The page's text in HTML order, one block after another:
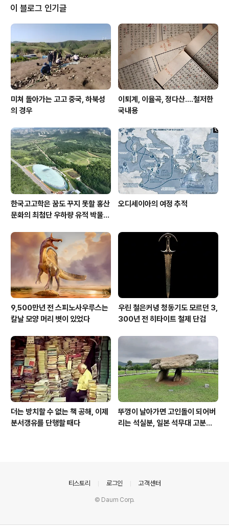
져갈 수 있다고 해요. 저녁에 출발했어요. 자동차 사정이 좋지 않은 시대여서 차
를 두 대 가져갔어요. 금관 실은 차 한 대, 호송차 한 대. 금관 실은 차가 ..
이 블로그 인기글
미쳐 돌아가는 고고 중국, 하북성
의 경우
이퇴계, 이율곡, 정다산....철저한
국내용
한국고고학은 꿈도 꾸지 못할 홍산
문화의 최첨단 우하량 유적 박물관
오디세이아의 여정 추적
9,500만년 전 스피노사우루스는
칼날 모양 머리 볏이 있었다
우린 철은커녕 청동기도 모르던 3,
300년 전 히타이트 철제 단검
더는 방치할 수 없는 책 공해, 이제
분서갱유를 단행할 때다
뚜껑이 날아가면 고인돌이 되어버
리는 석실분, 일본 석무대 고분의
티스토리 로그인 고객센터
© Daum Corp.